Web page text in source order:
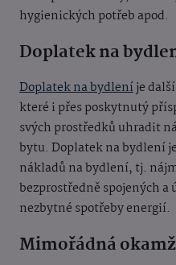
hygienických potřeb apod.
Doplatek na
Doplatek na bydleníje
které i přes poskytnutý
svých prostředků uhradit
bytu. Doplatek na bydlení
nákladů na bydlení, tj.
bezprostředně spojených a
nezbytné spotřeby energií.
Mimořádná